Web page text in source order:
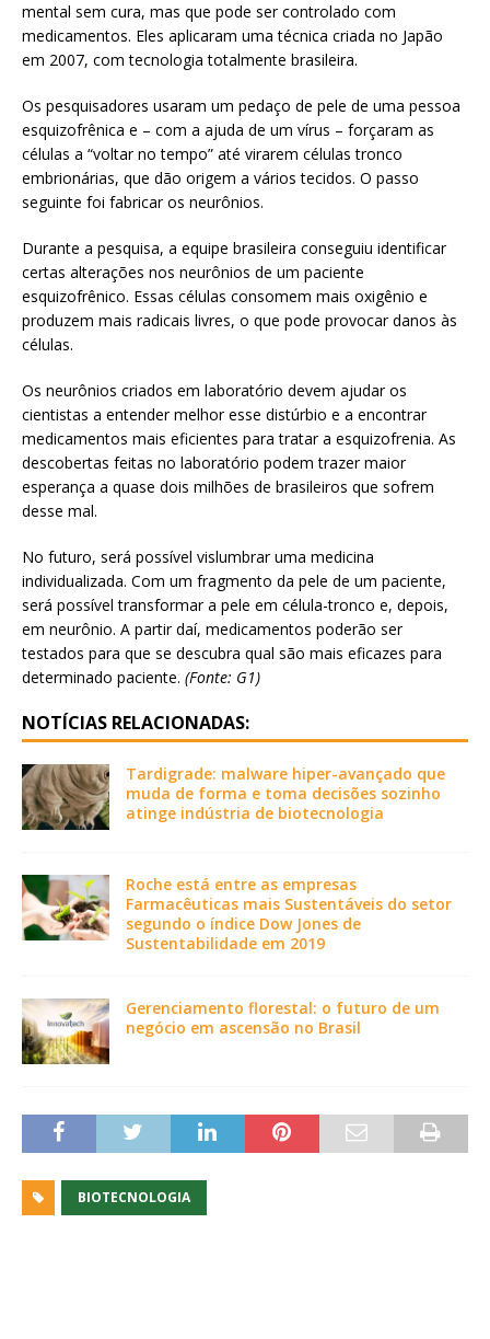
mental sem cura, mas que pode ser controlado com
medicamentos. Eles aplicaram uma técnica criada no Japão
em 2007, com tecnologia totalmente brasileira.
Os pesquisadores usaram um pedaço de pele de uma pessoa
esquizofrênica e – com a ajuda de um vírus – forçaram as
células a “voltar no tempo” até virarem células tronco
embrionárias, que dão origem a vários tecidos. O passo
seguinte foi fabricar os neurônios.
Durante a pesquisa, a equipe brasileira conseguiu identificar
certas alterações nos neurônios de um paciente
esquizofrênico. Essas células consomem mais oxigênio e
produzem mais radicais livres, o que pode provocar danos às
células.
Os neurônios criados em laboratório devem ajudar os
cientistas a entender melhor esse distúrbio e a encontrar
medicamentos mais eficientes para tratar a esquizofrenia. As
descobertas feitas no laboratório podem trazer maior
esperança a quase dois milhões de brasileiros que sofrem
desse mal.
No futuro, será possível vislumbrar uma medicina
individualizada. Com um fragmento da pele de um paciente,
será possível transformar a pele em célula-tronco e, depois,
em neurônio. A partir daí, medicamentos poderão ser
testados para que se descubra qual são mais eficazes para
determinado paciente. (Fonte: G1)
NOTÍCIAS RELACIONADAS:
Tardigrade: malware hiper-avançado que
muda de forma e toma decisões sozinho
atinge indústria de biotecnologia
Roche está entre as empresas
Farmacêuticas mais Sustentáveis do setor
segundo o índice Dow Jones de
Sustentabilidade em 2019
Gerenciamento florestal: o futuro de um
negócio em ascensão no Brasil
BIOTECNOLOGIA